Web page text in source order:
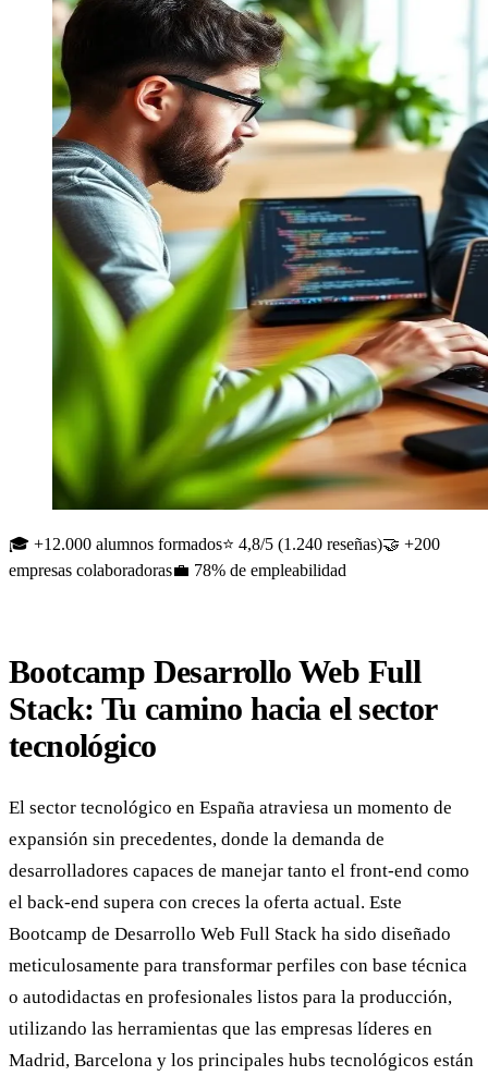
🎓 +12.000 alumnos formados⭐ 4,8/5 (1.240 reseñas)🤝 +200
empresas colaboradoras💼 78% de empleabilidad
Bootcamp Desarrollo Web Full
Stack: Tu camino hacia el sector
tecnológico
El sector tecnológico en España atraviesa un momento de
expansión sin precedentes, donde la demanda de
desarrolladores capaces de manejar tanto el front-end como
el back-end supera con creces la oferta actual. Este
Bootcamp de Desarrollo Web Full Stack ha sido diseñado
meticulosamente para transformar perfiles con base técnica
o autodidactas en profesionales listos para la producción,
utilizando las herramientas que las empresas líderes en
Madrid, Barcelona y los principales hubs tecnológicos están